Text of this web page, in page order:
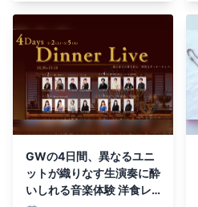
GWの4日間、異なるユニ
ットが織りなす生演奏に酔
いしれる音楽体験 洋食レ